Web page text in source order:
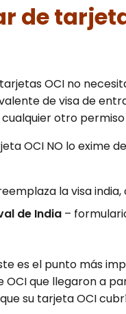
de
OCI no
de visa de
otro
OCI NO lo exime
la visa
de India –
es el punto más
OCI que llegaron a
su tarjeta OCI